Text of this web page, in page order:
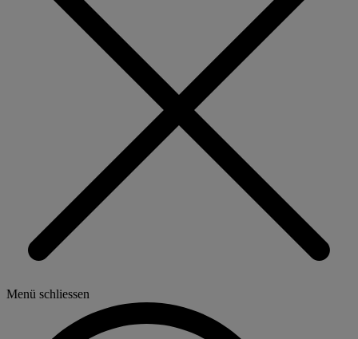
Menü schliessen